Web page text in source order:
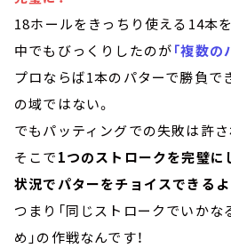
18ホールをきっちり使える14本
中でもびっくりしたのが「複数の
プロならば1本のパターで勝負で
の域ではない。
でもパッティングでの失敗は許さ
そこで1つのストロークを完璧に
状況でパターをチョイスできるよ
つまり「同じストロークでいか
め」の作戦なんです！